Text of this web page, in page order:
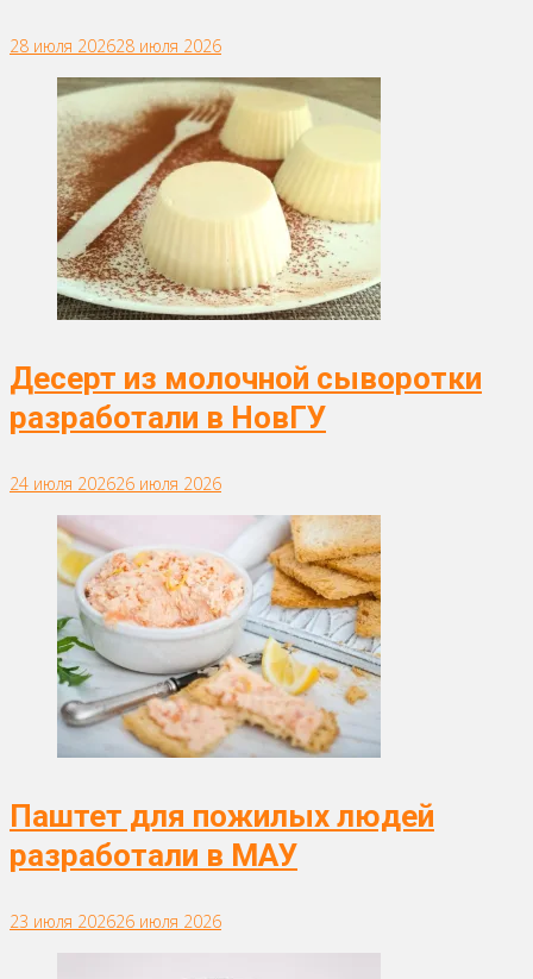
28 июля 202628 июля 2026
Десерт из молочной сыворотки
разработали в НовГУ
24 июля 202626 июля 2026
Паштет для пожилых людей
разработали в МАУ
23 июля 202626 июля 2026